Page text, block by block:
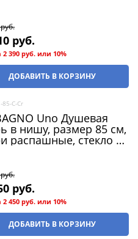
руб.
2 390 руб. или 10%
ДОБАВИТЬ В КОРЗИНУ
85-C-Cr
Uno Душевая
в нишу, размер 85 см,
распашные, стекло 5
руб.
2 450 руб. или 10%
ДОБАВИТЬ В КОРЗИНУ